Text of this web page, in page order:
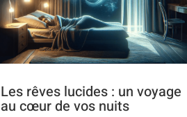
Les rêves lucides : un voyage
au cœur de vos nuits